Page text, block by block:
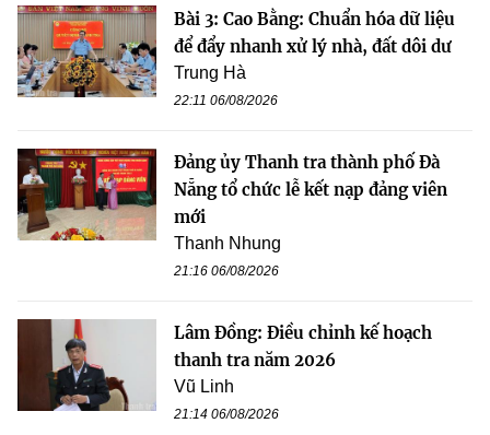
Bài 3: Cao Bằng: Chuẩn hóa dữ liệu
để đẩy nhanh xử lý nhà, đất dôi dư
Trung Hà
22:11 06/08/2026
Đảng ủy Thanh tra thành phố Đà
Nẵng tổ chức lễ kết nạp đảng viên
mới
Thanh Nhung
21:16 06/08/2026
Lâm Đồng: Điều chỉnh kế hoạch
thanh tra năm 2026
Vũ Linh
21:14 06/08/2026